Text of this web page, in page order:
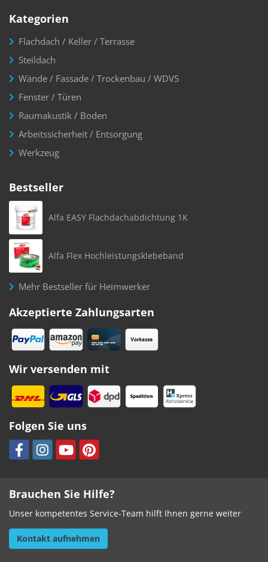
Kategorien
Flachdach / Keller / Terrasse
Steildach
Wände / Fassade / Trockenbau / WDVS
Fenster / Türen
Raumakustik / Boden
Arbeitssicherheit / Entsorgung
Werkzeug
Bestseller
Alfa EASY Flachdachabdichtung 1K
Alfa Flex Hochleistungsklebeband
Mehr Bestseller für Heimwerker
Akzeptierte Zahlungsarten
Wir versenden mit
Folgen Sie uns
Brauchen Sie Hilfe?
Unser kompetentes Service-Team hilft Ihnen gerne weiter
Kontakt aufnehmen